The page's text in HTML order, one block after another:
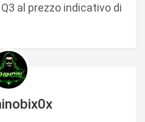
al prezzo indicativo di